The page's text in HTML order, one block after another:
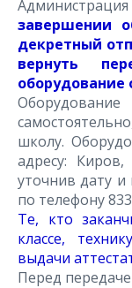
завершении
декретный
вернуть
оборудование
школу.
адресу:
уточнив дату
по телефону
Те, кто
классе,
выдачи
Перед